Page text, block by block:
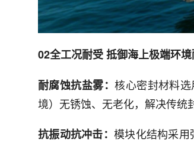
02全工况耐受 抵御海上极端环
耐腐蚀抗盐雾：核心密封材料
境）无锈蚀、无老化，解决传统
抗振动抗冲击：模块化结构采